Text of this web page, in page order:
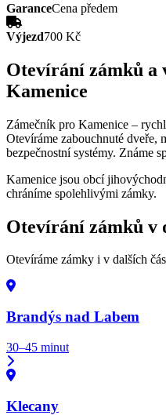
GaranceCena předem
Výjezd700 Kč
Otevírání zámků a
Kamenice
Zámečník pro Kamenice –
Otevíráme zabouchnuté dveře,
bezpečnostní systémy. Známe
Kamenice jsou obcí
chráníme spolehlivými zámky.
Otevírání zámků v
Otevíráme zámky i v dalších
Brandýs nad Labem
30–45 minut
Klecany